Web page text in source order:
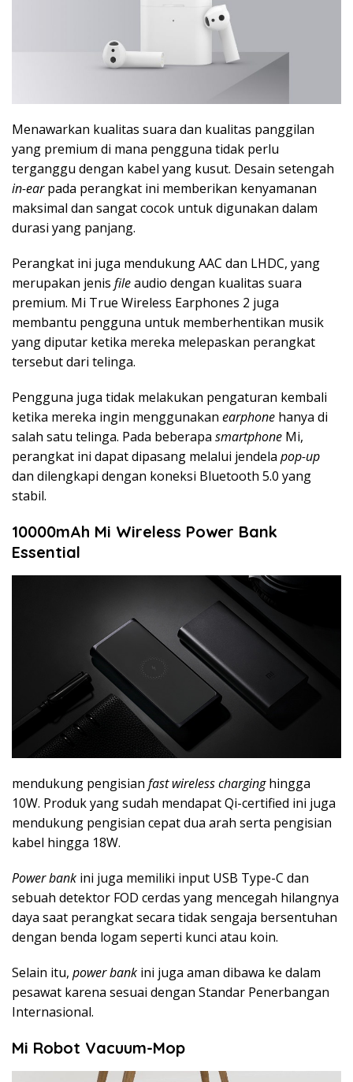
Menawarkan kualitas suara dan kualitas panggilan
yang premium di mana pengguna tidak perlu
terganggu dengan kabel yang kusut. Desain setengah
in-earpada perangkat ini memberikan kenyamanan
maksimal dan sangat cocok untuk digunakan dalam
durasi yang panjang.
Perangkat ini juga mendukung AAC dan LHDC, yang
merupakan jenis fileaudio dengan kualitas suara
premium. Mi True Wireless Earphones 2 juga
membantu pengguna untuk memberhentikan musik
yang diputar ketika mereka melepaskan perangkat
tersebut dari telinga.
Pengguna juga tidak melakukan pengaturan kembali
ketika mereka ingin menggunakan earphone hanya di
salah satu telinga. Pada beberapa smartphone Mi,
perangkat ini dapat dipasang melalui jendela pop-up
dan dilengkapi dengan koneksi Bluetooth 5.0 yang
stabil.
10000mAh Mi Wireless Power Bank
Essential
mendukung pengisian fast wireless charginghingga
10W. Produk yang sudah mendapat Qi-certified ini juga
mendukung pengisian cepat dua arah serta pengisian
kabel hingga 18W.
Power bank ini juga memiliki input USB Type-C dan
sebuah detektor FOD cerdas yang mencegah hilangnya
daya saat perangkat secara tidak sengaja bersentuhan
dengan benda logam seperti kunci atau koin.
Selain itu, power bank ini juga aman dibawa ke dalam
pesawat karena sesuai dengan Standar Penerbangan
Internasional.
Mi Robot Vacuum-Mop